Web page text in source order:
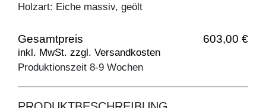
Holzart: Eiche massiv, geölt
Gesamtpreis 603,00 €
inkl. MwSt. zzgl. Versandkosten
Produktionszeit 8-9 Wochen